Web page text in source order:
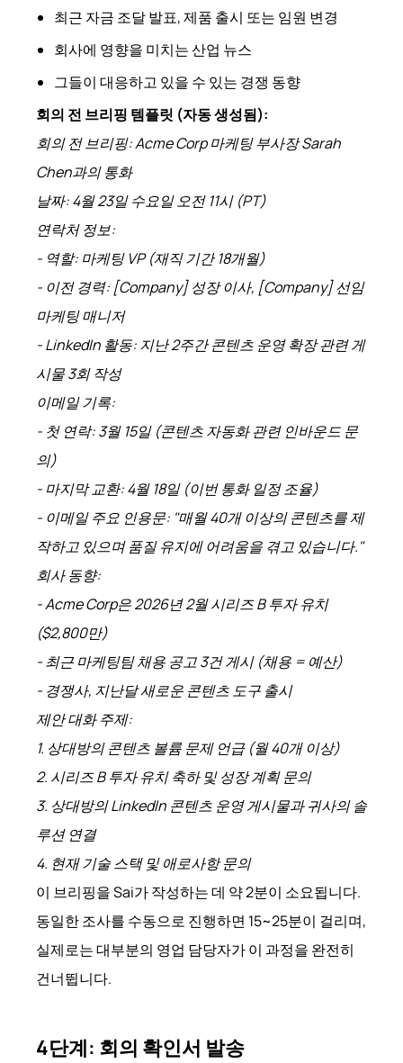
최근 자금 조달 발표, 제품 출시 또는 임원 변경
회사에 영향을 미치는 산업 뉴스
그들이 대응하고 있을 수 있는 경쟁 동향
회의 전 브리핑 템플릿 (자동 생성됨):
회의 전 브리핑: Acme Corp 마케팅 부사장 Sarah
Chen과의 통화
날짜: 4월 23일 수요일 오전 11시 (PT)
연락처 정보:
- 역할: 마케팅 VP (재직 기간 18개월)
- 이전 경력: [Company] 성장 이사, [Company] 선임
마케팅 매니저
- LinkedIn 활동: 지난 2주간 콘텐츠 운영 확장 관련 게
시물 3회 작성
이메일 기록:
- 첫 연락: 3월 15일 (콘텐츠 자동화 관련 인바운드 문
의)
- 마지막 교환: 4월 18일 (이번 통화 일정 조율)
- 이메일 주요 인용문: "매월 40개 이상의 콘텐츠를 제
작하고 있으며 품질 유지에 어려움을 겪고 있습니다."
회사 동향:
- Acme Corp은 2026년 2월 시리즈 B 투자 유치
($2,800만)
- 최근 마케팅팀 채용 공고 3건 게시 (채용 = 예산)
- 경쟁사, 지난달 새로운 콘텐츠 도구 출시
제안 대화 주제:
1. 상대방의 콘텐츠 볼륨 문제 언급 (월 40개 이상)
2. 시리즈 B 투자 유치 축하 및 성장 계획 문의
3. 상대방의 LinkedIn 콘텐츠 운영 게시물과 귀사의 솔
루션 연결
4. 현재 기술 스택 및 애로사항 문의
이 브리핑을 Sai가 작성하는 데 약 2분이 소요됩니다.
동일한 조사를 수동으로 진행하면 15~25분이 걸리며,
실제로는 대부분의 영업 담당자가 이 과정을 완전히
건너뜁니다.
4단계: 회의 확인서 발송